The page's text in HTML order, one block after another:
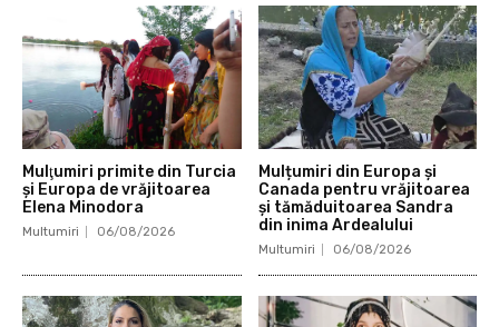
Mulţumiri primite din Turcia
și Europa de vrăjitoarea
Elena Minodora
Multumiri 06/08/2026
Mulțumiri din Europa și
Canada pentru vrăjitoarea
și tămăduitoarea Sandra
din inima Ardealului
Multumiri 06/08/2026